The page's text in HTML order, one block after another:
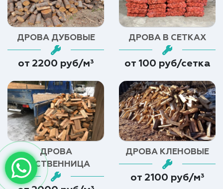
ДРОВА ДУБОВЫЕ
от 2200 руб/м³
ДРОВА В СЕТКАХ
от 100 руб/сетка
ДРОВА
ЛИСТВЕННИЦА
ДРОВА КЛЕНОВЫЕ
от 2100 руб/м³